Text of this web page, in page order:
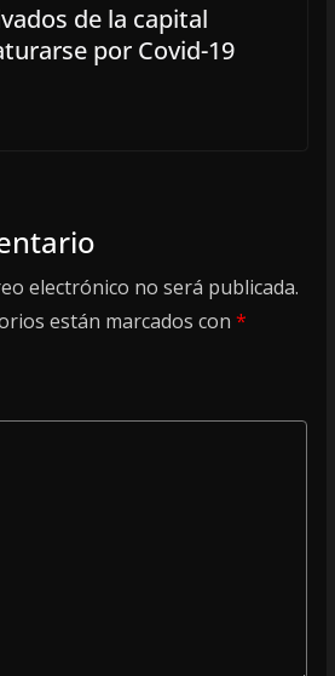
de la capital
por Covid-19
electrónico no será publicada.
están marcados con *